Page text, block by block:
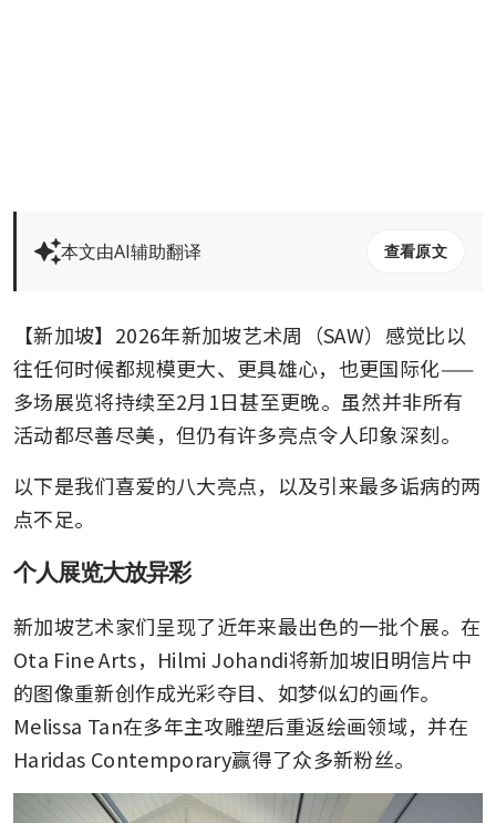
本文由AI辅助翻译 查看原文
【新加坡】2026年新加坡艺术周（SAW）感觉比以
往任何时候都规模更大、更具雄心，也更国际化——
多场展览将持续至2月1日甚至更晚。虽然并非所有
活动都尽善尽美，但仍有许多亮点令人印象深刻。
以下是我们喜爱的八大亮点，以及引来最多诟病的两
点不足。
个人展览大放异彩
新加坡艺术家们呈现了近年来最出色的一批个展。在
Ota Fine Arts，Hilmi Johandi将新加坡旧明信片中
的图像重新创作成光彩夺目、如梦似幻的画作。
Melissa Tan在多年主攻雕塑后重返绘画领域，并在
Haridas Contemporary赢得了众多新粉丝。